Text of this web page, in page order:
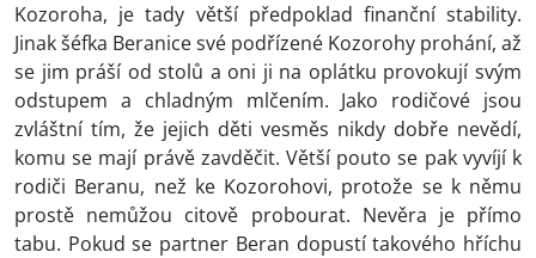
Kozoroha, je tady větší předpoklad finanční stability.
Jinak šéfka Beranice své podřízené Kozorohy prohání, až
se jim práší od stolů a oni ji na oplátku provokují svým
odstupem a chladným mlčením. Jako rodičové jsou
zvláštní tím, že jejich děti vesměs nikdy dobře nevědí,
komu se mají právě zavděčit. Větší pouto se pak vyvíjí k
rodiči Beranu, než ke Kozorohovi, protože se k němu
prostě nemůžou citově probourat. Nevěra je přímo
tabu. Pokud se partner Beran dopustí takového hříchu